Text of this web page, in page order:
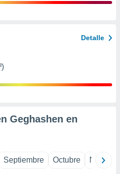
Detalle
Geghashen en
Septiembre Octubre